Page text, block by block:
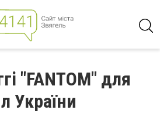
"FANTOM" для
України